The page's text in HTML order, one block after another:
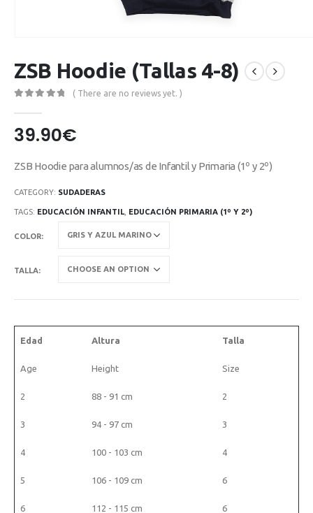
ZSB Hoodie (Tallas 4-8)
( There are no reviews yet. )
39.90€
ZSB Hoodie para alumnos/as de Infantil y Primaria (1º y 2º)
CATEGORY: SUDADERAS
TAGS: EDUCACIÓN INFANTIL EDUCACIÓN PRIMARIA (1º Y 2º)
COLOR
TALLA
Edad Altura Talla
Age Height Size
2 88 - 91 cm 2
3 94 - 97 cm 3
4 100 - 103 cm 4
5 106 - 109 cm 6
6 112 - 115 cm 6